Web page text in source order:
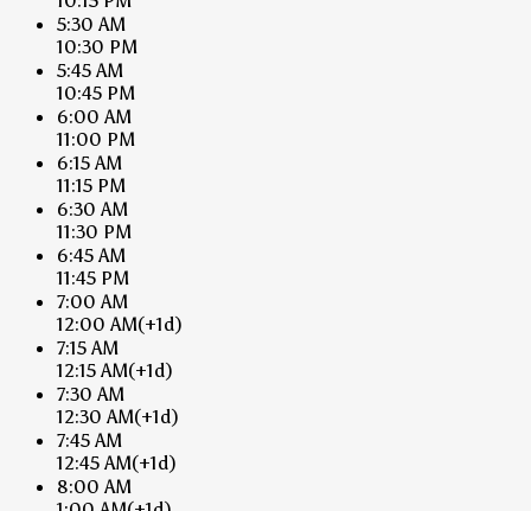
5:30 AM
10:30 PM
5:45 AM
10:45 PM
6:00 AM
11:00 PM
6:15 AM
11:15 PM
6:30 AM
11:30 PM
6:45 AM
11:45 PM
7:00 AM
12:00 AM(+1d)
7:15 AM
12:15 AM(+1d)
7:30 AM
12:30 AM(+1d)
7:45 AM
12:45 AM(+1d)
8:00 AM